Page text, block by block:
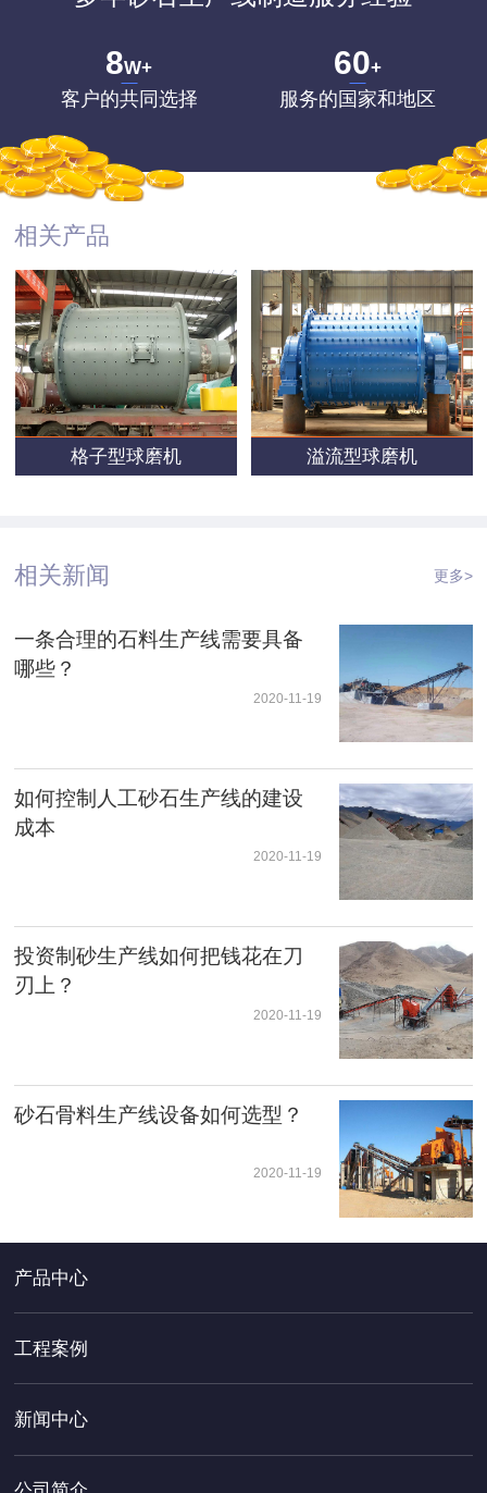
8W+
客户的共同选择
60+
服务的国家和地区
相关产品
格子型球磨机 溢流型球磨机
相关新闻 更多>
一条合理的石料生产线需要具备
哪些？
2020-11-19
如何控制人工砂石生产线的建设
成本
2020-11-19
投资制砂生产线如何把钱花在刀
刃上？
2020-11-19
砂石骨料生产线设备如何选型？
2020-11-19
产品中心
工程案例
新闻中心